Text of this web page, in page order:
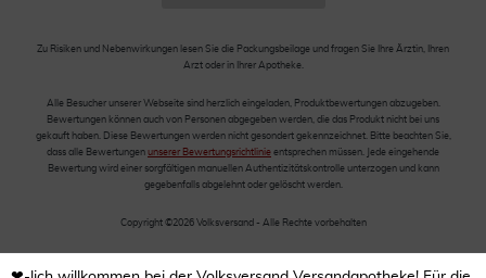
Zu Risiken und Nebenwirkungen lesen Sie die Packungsbeilage und fragen Sie Ihre Ärztin, Ihren
Arzt oder in Ihrer Apotheke.
Alle Besucher unserer Webseite sind herzlich eingeladen, Produktbewertungen abzugeben.
Bewertungen können auch von Personen abgegeben werden, die das Produkt nicht bei uns
gekauft haben. Diese Bewertungen werden nicht gesondert gekennzeichnet. Bitte beachten Sie,
dass alle Bewertungen unserer Bewertungsrichtlinie entsprechen müssen. Jede eingehende
Bewertung wird einer sorgfältigen manuellen Authentizitätskontrolle unterzogen und kann
gegebenfalls abgelehnt oder gelöscht werden.
Copyright ©2026 Volksversand - Alle Rechte vorbehalten